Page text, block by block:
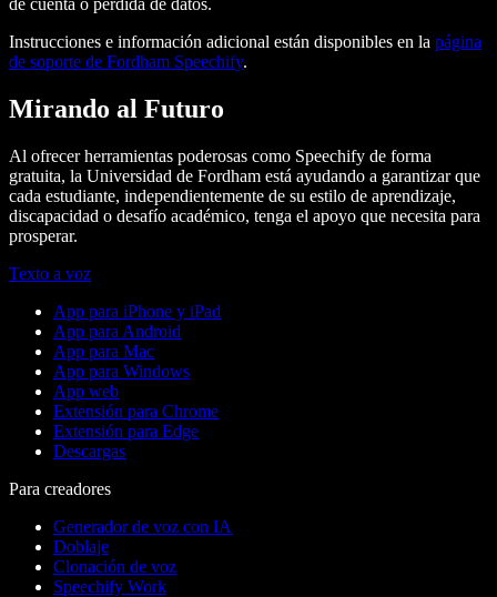
de cuenta o pérdida de datos.
Instrucciones e información adicional están disponibles en la página
de soporte de Fordham Speechify.
Mirando al Futuro
Al ofrecer herramientas poderosas como Speechify de forma
gratuita, la Universidad de Fordham está ayudando a garantizar que
cada estudiante, independientemente de su estilo de aprendizaje,
discapacidad o desafío académico, tenga el apoyo que necesita para
prosperar.
Texto a voz
App para iPhone y iPad
App para Android
App para Mac
App para Windows
App web
Extensión para Chrome
Extensión para Edge
Descargas
Para creadores
Generador de voz con IA
Doblaje
Clonación de voz
Speechify Work